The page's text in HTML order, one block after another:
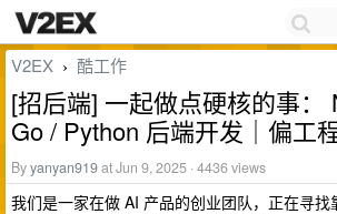
V2EX › 酷工作
[招后端] 一起做点硬核的事：
Go / Python 后端开发｜偏工
Byyanyan919at Jun 9, 2025 · 4436 views
我们是一家在做 AI 产品的创业团队，正在寻